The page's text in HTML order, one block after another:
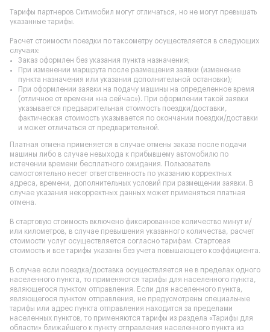
Тарифы партнеров Ситимобил могут отличаться, но не могут превышать
указанные тарифы.
Расчет стоимости поездки по таксометру осуществляется в следующих
случаях:
Заказ оформлен без указания пункта назначения;
При изменении маршрута после размещения заявки (изменение
пункта назначения или указания дополнительной остановки);
При оформлении заявки на подачу машины на определенное время
(отличное от времени «на сейчас»). При оформлении такой заявки
указывается предварительная стоимость поездки/доставки,
фактическая стоимость указывается по окончании поездки/доставки
и может отличаться от предварительной.
Платная отмена применяется в случае отмены заказа после подачи
машины либо в случае невыхода к прибывшему автомобилю по
истечении времени бесплатного ожидания. Пользователь
самостоятельно несет ответственность по указанию корректных
адреса, времени, дополнительных условий при размещении заявки. В
случае указания некорректных данных может применяться платная
отмена.
В стартовую стоимость включено фиксированное количество минут и/
или километров, в случае превышения указанного количества, расчет
стоимости услуг осуществляется согласно тарифам. Стартовая
стоимость и все тарифы указаны без учета повышающего коэффициента.
В случае если поездка/доставка осуществляется не в пределах одного
населенного пункта, то применяются тарифы для населенного пункта,
являющегося пунктом отправления. Если для населенного пункта,
являющегося пунктом отправления, не предусмотрены специальные
тарифы или адрес пункта отправления находится за пределами
населенных пунктов, то применяются тарифы из раздела «Тарифы для
области» ближайшего к пункту отправления населенного пункта из